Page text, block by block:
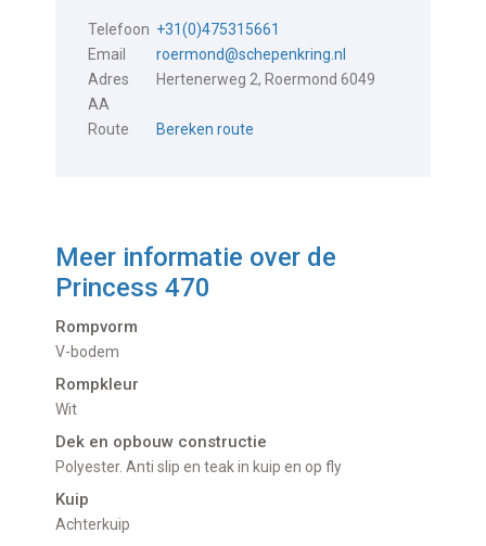
Telefoon +31(0)475315661
Email
roermond@schepenkring.nl
Adres
Hertenerweg 2, Roermond 6049
AA
Route
Bereken route
Meer informatie over de
Princess 470
Rompvorm
V-bodem
Rompkleur
Wit
Dek en opbouw constructie
Polyester. Anti slip en teak in kuip en op fly
Kuip
Achterkuip